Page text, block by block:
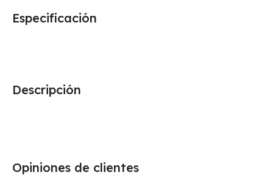
Descripción
Especificación
Opiniones de clientes